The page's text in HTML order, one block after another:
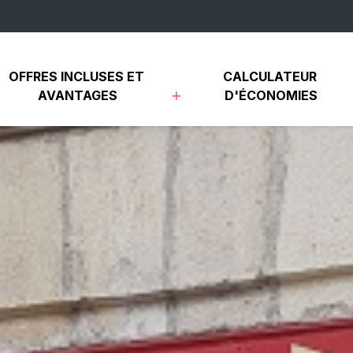
OFFRES INCLUSES ET
AVANTAGES
CALCULATEUR
D'ÉCONOMIES